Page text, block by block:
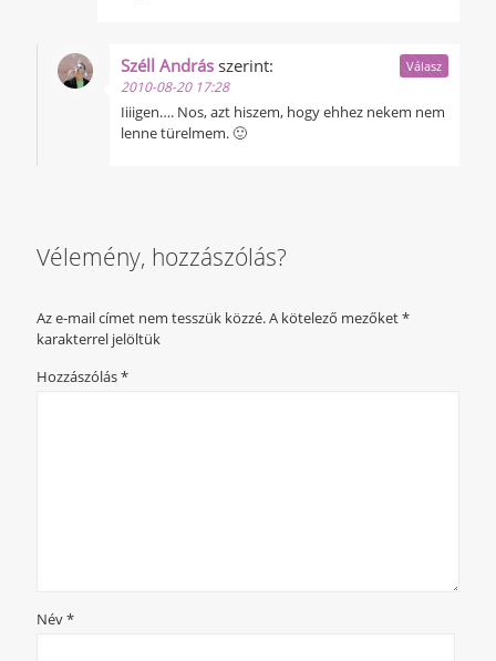
Széll András szerint:
2010-08-20 17:28
Iiiigen…. Nos, azt hiszem, hogy ehhez nekem nem
lenne türelmem. 🙂
Válasz
Vélemény, hozzászólás?
Az e-mail címet nem tesszük közzé.A kötelező mezőket*
karakterrel jelöltük
Hozzászólás*
Név*